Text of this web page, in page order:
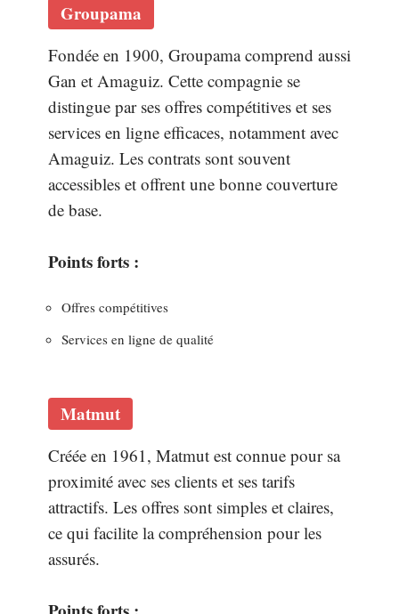
Groupama
Fondée en 1900, Groupama comprend aussi
Gan et Amaguiz. Cette compagnie se
distingue par ses offres compétitives et ses
services en ligne efficaces, notamment avec
Amaguiz. Les contrats sont souvent
accessibles et offrent une bonne couverture
de base.
Points forts :
Offres compétitives
Services en ligne de qualité
Matmut
Créée en 1961, Matmut est connue pour sa
proximité avec ses clients et ses tarifs
attractifs. Les offres sont simples et claires,
ce qui facilite la compréhension pour les
assurés.